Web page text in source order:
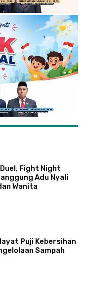
Fight Night
Adu Nyali
Wanita
Puji Kebersihan
Sampah